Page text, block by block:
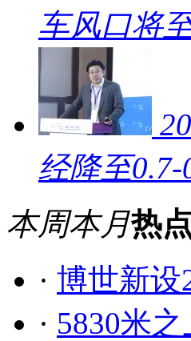
车风口将
经降至0.7-
本周本月热
· 博世新设
· 5830米